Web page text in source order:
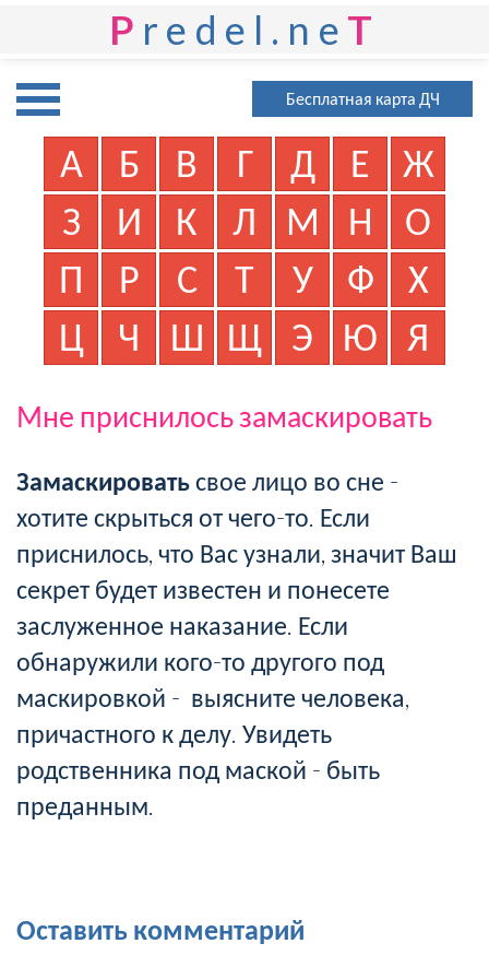
P redel.ne T
Бесплатная карта ДЧ
А Б В Г Д Е
Ж
З
И К Л М Н
О
П
Р С Т У Ф
Х
Ц
Ч Ш Щ Э Ю Я
Мне приснилось замаскировать
Замаскироватьсвое лицо во сне -
хотите скрыться от чего-то. Если
приснилось, что Вас узнали, значит Ваш
секрет будет известен и понесете
заслуженное наказание. Если
обнаружили кого-то другого под
маскировкой - выясните человека,
причастного к делу. Увидеть
родственника под маской - быть
преданным.
Оставить комментарий